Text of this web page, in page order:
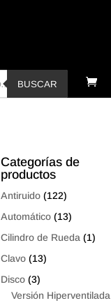
BUSCAR
Categorías de
productos
Antiruido (122)
Automático (13)
Cilindro de Rueda (1)
Clavo (13)
Disco (3)
Versión Hiperventilada